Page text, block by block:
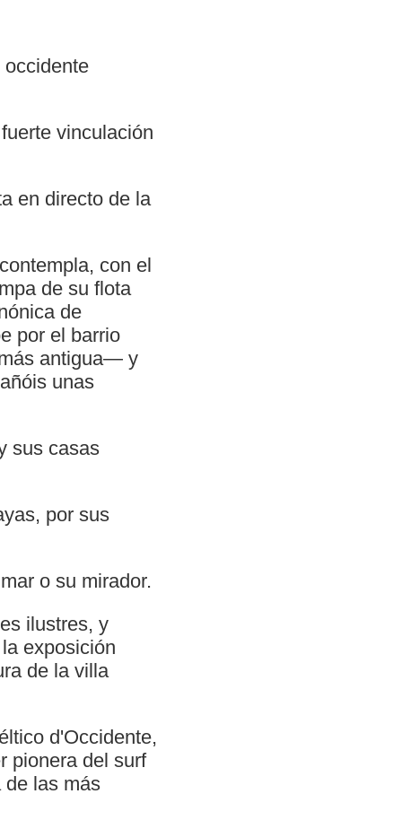
vinculación
en directo de la
con el
de su flota
de
por el barrio
antigua— y
unas
sus casas
por sus
o su mirador.
ilustres, y
exposición
de la villa
d'Occidente,
pionera del surf
de las más